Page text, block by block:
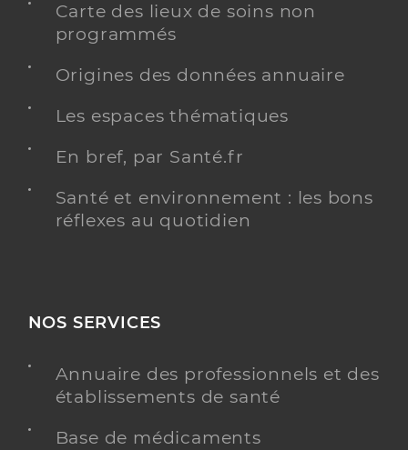
Carte des lieux de soins non
programmés
Origines des données annuaire
Les espaces thématiques
En bref, par Santé.fr
Santé et environnement : les bons
réflexes au quotidien
NOS SERVICES
Annuaire des professionnels et des
établissements de santé
Base de médicaments